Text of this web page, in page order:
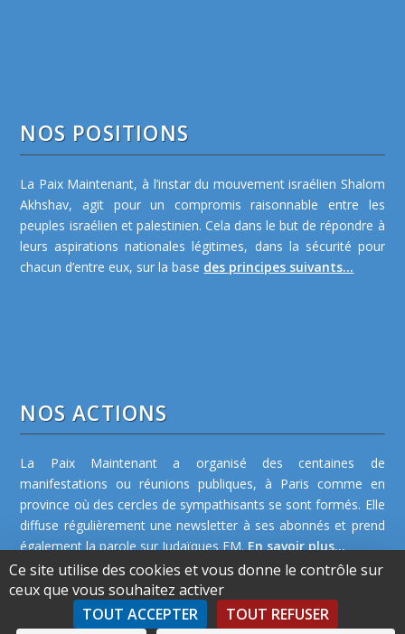
NOS POSITIONS
La Paix Maintenant, à l’instar du mouvement israélien Shalom
Akhshav, agit pour un compromis raisonnable entre les
peuples israélien et palestinien. Cela dans le but de répondre à
leurs aspirations nationales légitimes, dans la sécurité pour
chacun d’entre eux, sur la base des principes suivants...
NOS ACTIONS
La Paix Maintenant a organisé des centaines de
manifestations ou réunions publiques, à Paris comme en
province où des cercles de sympathisants se sont formés. Elle
diffuse régulièrement une newsletter à ses abonnés et prend
également la parole sur Judaïques FM. En savoir plus...
Ce site utilise des cookies et vous donne le contrôle sur
ceux que vous souhaitez activer
TOUT ACCEPTER
TOUT REFUSER